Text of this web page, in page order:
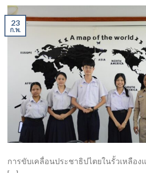
23
ก.พ.
การขับเคลื่อนประชาธิปไตยในรั้วเหลือง